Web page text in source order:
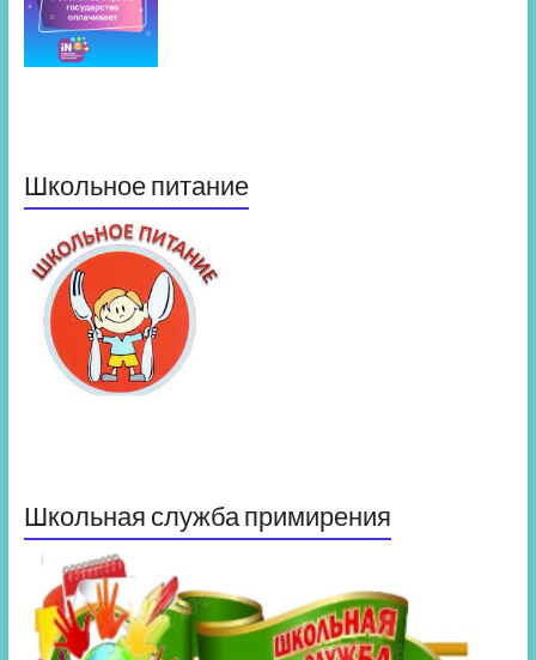
Школьное питание
Школьная служба примирения